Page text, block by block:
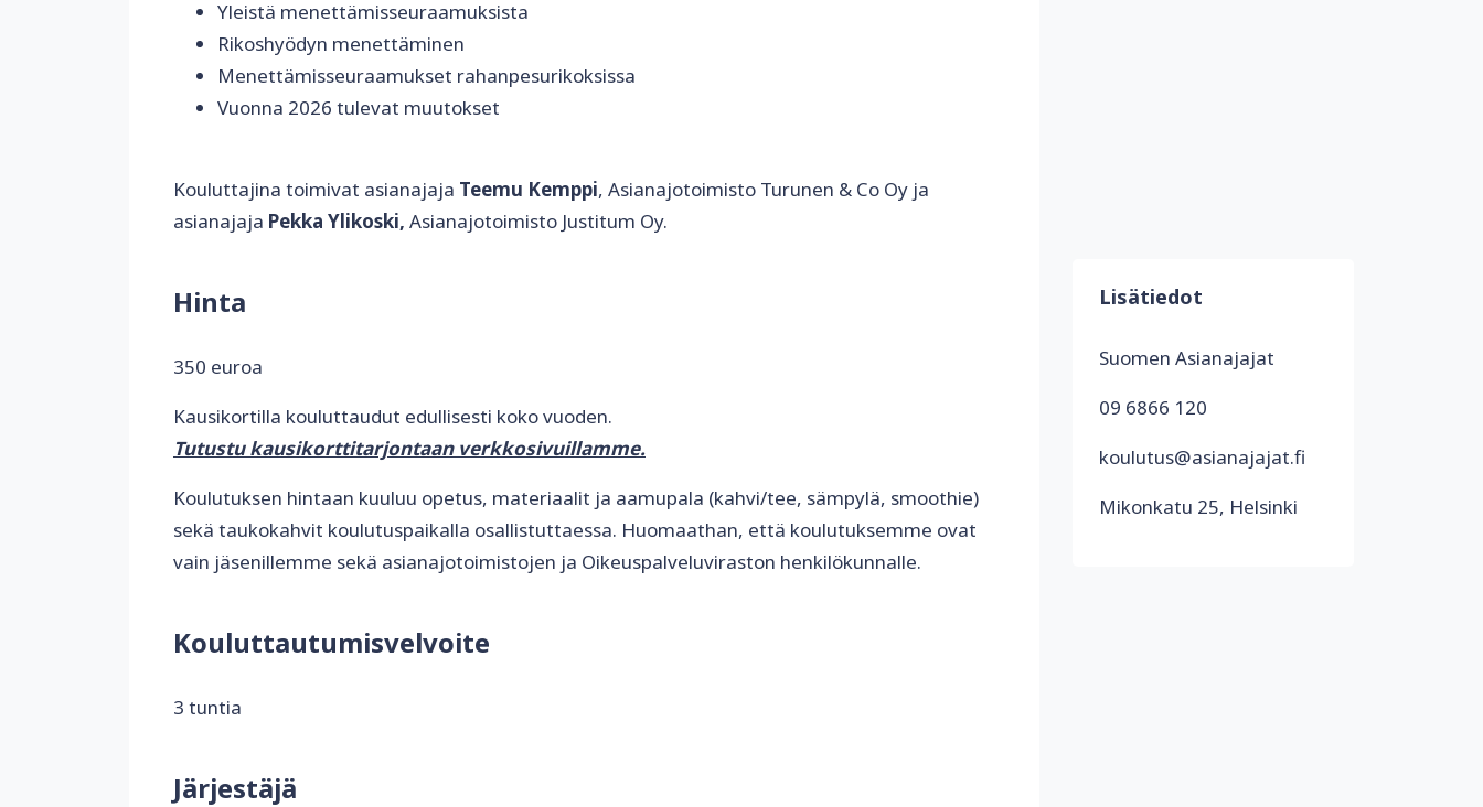
Yleistä menettämisseuraamuksista
Rikoshyödyn menettäminen
Menettämisseuraamukset rahanpesurikoksissa
Vuonna 2026 tulevat muutokset
Kouluttajina toimivat asianajaja Teemu Kemppi, Asianajotoimisto Turunen & Co Oy ja
asianajaja Pekka Ylikoski, Asianajotoimisto Justitum Oy.
Hinta
350 euroa
Kausikortilla kouluttaudut edullisesti koko vuoden.
Tutustu kausikorttitarjontaan verkkosivuillamme.
Koulutuksen hintaan kuuluu opetus, materiaalit ja aamupala (kahvi/tee, sämpylä, smoothie)
sekä taukokahvit koulutuspaikalla osallistuttaessa. Huomaathan, että koulutuksemme ovat
vain jäsenillemme sekä asianajotoimistojen ja Oikeuspalveluviraston henkilökunnalle.
Kouluttautumisvelvoite
3 tuntia
Järjestäjä
Lisätiedot
Suomen Asianajajat
09 6866 120
koulutus@asianajajat.fi
Mikonkatu 25, Helsinki